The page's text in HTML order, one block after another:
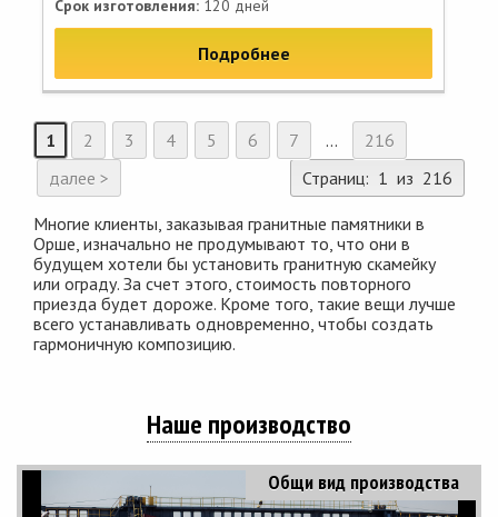
Срок изготовления: 120 дней
Подробнее
1 2 3 4 5 6 7 ...
216
далее >
Страниц: 1 из 216
Многие клиенты, заказывая гранитные памятники в
Орше, изначально не продумывают то, что они в
будущем хотели бы установить гранитную скамейку
или ограду. За счет этого, стоимость повторного
приезда будет дороже. Кроме того, такие вещи лучше
всего устанавливать одновременно, чтобы создать
гармоничную композицию.
Наше производство
Общи вид производства